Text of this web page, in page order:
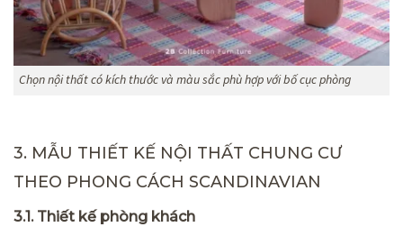
Chọn nội thất có kích thước và màu sắc phù hợp với bố cục phòng
3. MẪU THIẾT KẾ NỘI THẤT CHUNG CƯ
THEO PHONG CÁCH SCANDINAVIAN
3.1. Thiết kế phòng khách